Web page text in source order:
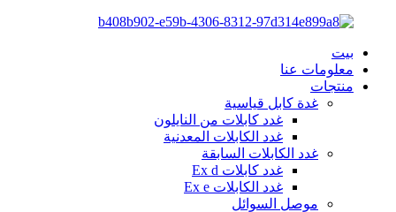
بيت
معلومات عنا
منتجات
غدة كابل قياسية
غدد كابلات من النايلون
غدد الكابلات المعدنية
غدد الكابلات السابقة
غدد كابلات Ex d
غدد الكابلات Ex e
موصل السوائل